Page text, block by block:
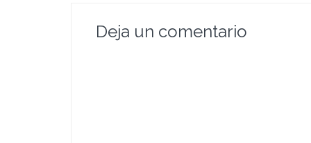
Deja un comentario